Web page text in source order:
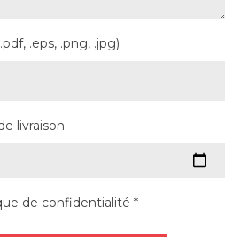
.eps, .png, .jpg)
livraison
de confidentialité *